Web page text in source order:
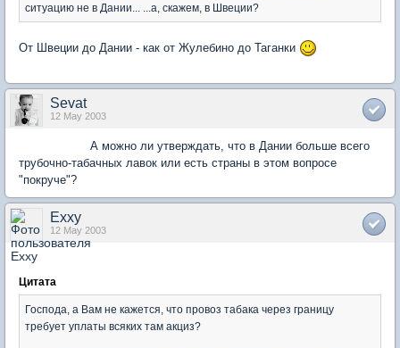
ситуацию не в Дании... ...а, скажем, в Швеции?
От Швеции до Дании - как от Жулебино до Таганки
Sevat
12 May 2003
А можно ли утверждать, что в Дании больше всего
трубочно-табачных лавок или есть страны в этом вопросе
"покруче"?
Exxy
12 May 2003
Цитата
Господа, а Вам не кажется, что провоз табака через границу
требует уплаты всяких там акциз?